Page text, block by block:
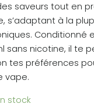
saveurs tout en
s’adaptant à la
Conditionné
sans nicotine, il te
tes préférences
vape.
stock